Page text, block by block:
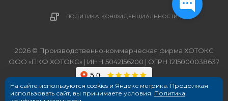
ПОЛИТИКА КОНФИДЕНЦИАЛЬНОСТИ
2026 © Производственно-коммерческая фирма ХОТОКС
ООО «ПКФ ХОТОКС» | ИНН 5042156200 | ОГРН 1215000038637
На сайте используются cookies и Яндекс метрика. Продолжая
использовать сайт, вы принимаете условия. Политика